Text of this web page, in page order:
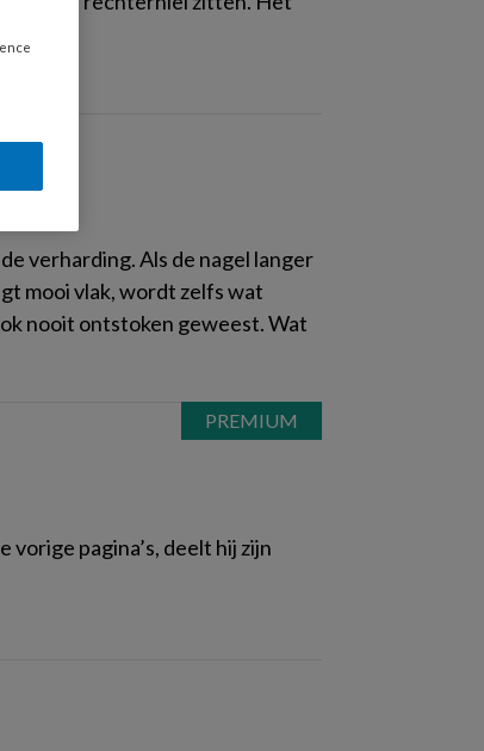
verharding. Als de nagel langer
mooi vlak, wordt zelfs wat
nooit ontstoken geweest. Wat
pagina’s, deelt hij zijn